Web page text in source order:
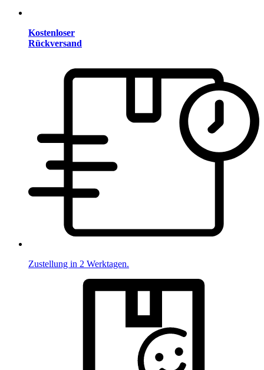
Kostenloser
Rückversand
Zustellung in 2 Werktagen.